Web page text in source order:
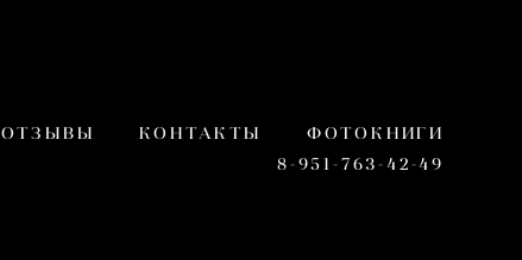
ОТЗЫВЫ КОНТАКТЫ
ФОТОКНИГИ
8-951-763-42-49